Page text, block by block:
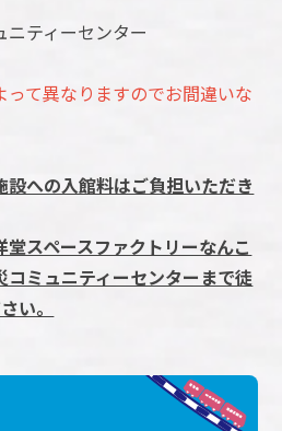
ティーセンター
て異なりますのでお間違いな
への入館料はご負担いただき
スペースファクトリーなんこ
コミュニティーセンターまで徒
い。